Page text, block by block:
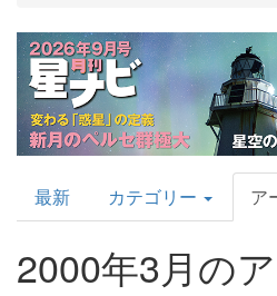
AstroArts
Topics
最新 カテゴリー ア
2000年3月の